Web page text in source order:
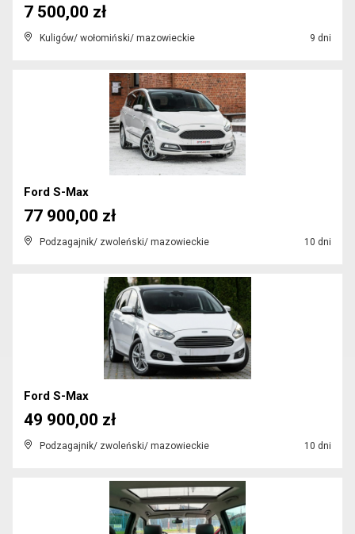
Kuligów/ wołomiński/ mazowieckie 9 dni
7 500,00 zł
Ford S-Max
Podzagajnik/ zwoleński/ mazowieckie 10 dni
77 900,00 zł
Ford S-Max
Podzagajnik/ zwoleński/ mazowieckie 10 dni
49 900,00 zł